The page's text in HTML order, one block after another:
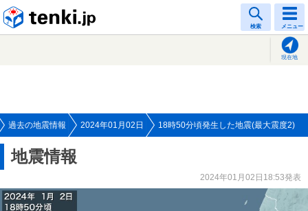
検索 メニュー
現在地
過去の地震情報 2024年01月02日 18時50分頃発生した地震(最大震度2)
地震情報
2024年01月02日18:53発表